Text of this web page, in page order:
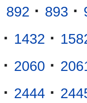
892 · 893 ·
· 1432 ·
· 2060 ·
· 2444 ·